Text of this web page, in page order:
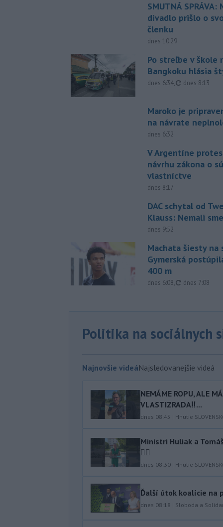
SMUTNÁ
divadlo prišlo o
členku
dnes 10:29
Po streľbe v škole
Bangkoku hlásia
dnes 6:34, aktualizované
dnes 8:13
Maroko je
na návrate
dnes 6:32
V Argentíne
návrhu zákona o
vlastníctve
dnes 8:17
DAC schytal od
Klauss: Nemali
dnes 9:52
Machata šiesty na
Gymerská
400 m
dnes 6:08, aktualizované
dnes 7:08
Politika na sociálnych
Najnovšie videáNajsledovanejšie videá
NEMÁME ROPU, ALE
VLASTIZRADA‼️...
dnes 08:45 | Hnutie
Ministri Huliak a
🤦‍♂️
dnes 08:30 | Hnutie
Ďalší útok koalície na
dnes 08:18 | Sloboda a